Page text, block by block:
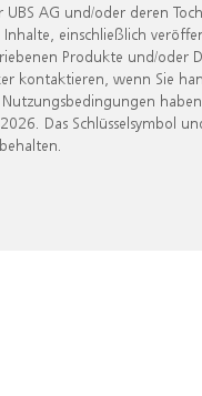
AG und/oder deren
einschließlich
Produkte und/oder
kontaktieren, wenn Sie
Das Schlüsselsymbol